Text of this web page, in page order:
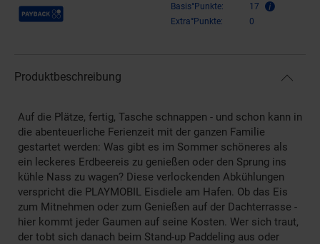
Payback Punkte Basis°Punkte:
17
Extra°Punkte:
0
Produktbeschreibung
Auf die Plätze, fertig, Tasche schnappen - und schon kann in
die abenteuerliche Ferienzeit mit der ganzen Familie
gestartet werden: Was gibt es im Sommer schöneres als
ein leckeres Erdbeereis zu genießen oder den Sprung ins
kühle Nass zu wagen? Diese verlockenden Abkühlungen
verspricht die PLAYMOBIL Eisdiele am Hafen. Ob das Eis
zum Mitnehmen oder zum Genießen auf der Dachterrasse -
hier kommt jeder Gaumen auf seine Kosten. Wer sich traut,
der tobt sich danach beim Stand-up Paddeling aus oder